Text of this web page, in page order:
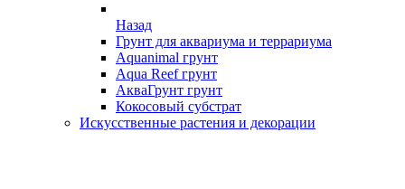
Назад
Грунт для аквариума и террариума
Aquanimal грунт
Aqua Reef грунт
АкваГрунт грунт
Кокосовый субстрат
Искусственные растения и декорации